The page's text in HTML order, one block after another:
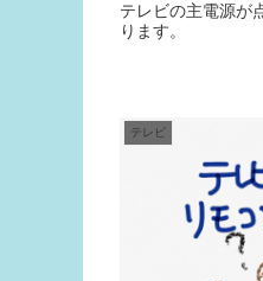
テレビの主電源が
ります。
テレビ